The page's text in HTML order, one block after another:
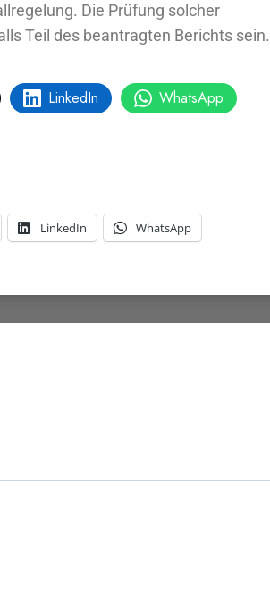
Die Prüfung solcher
Teil des beantragten Berichts sein.
LinkedIn
WhatsApp
LinkedIn WhatsApp